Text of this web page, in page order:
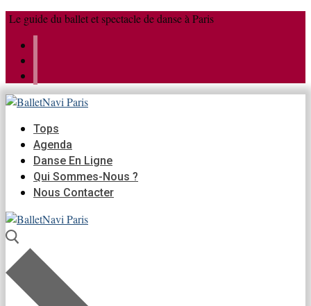
Aller
contenu
Menu
Fermer
Le guide du ballet et spectacle de danse à Paris
Tops
Agenda
Danse En Ligne
Qui Sommes-Nous ?
Nous Contacter